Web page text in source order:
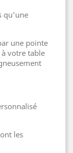
qu'une
une pointe
votre table
les